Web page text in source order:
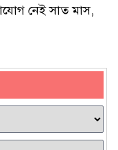
নেই সাত মাস,